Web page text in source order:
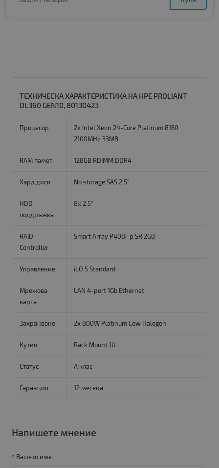
ТЕХНИЧЕСКА ХАРАКТЕРИСТИКА НА HPE PROLIANT
DL360 GEN10, 80130423
Процесор
2x Intel Xeon 24-Core Platinum 8160
2100MHz 33MB
RAM памет 128GB RDIMM DDR4
Хард диск No storage SAS 2.5"
HDD
поддръжка
8x 2.5"
RAID
Controller
Smart Array P408i-p SR 2GB
Управление iLO 5 Standard
Мрежова
карта
LAN 4-port 1Gb Ethernet
Захранване 2x 800W Platinum Low Halogen
Кутия Rack Mount 1U
Статус A клас
Гаранция 12 месеца
Напишете мнение
Вашето име